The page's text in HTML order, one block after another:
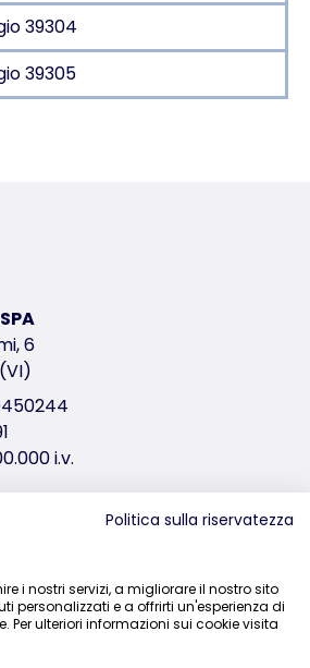
39304
39305
di sicurezza ciascuna
(ABS)
e anti-usura
disponibili separatamente
numero unico del
6
i.v.
Politica sulla riservatezza
i nostri servizi, a migliorare il nostro sito
personalizzati e a offrirti un'esperienza di
Per ulteriori informazioni sui cookie visita